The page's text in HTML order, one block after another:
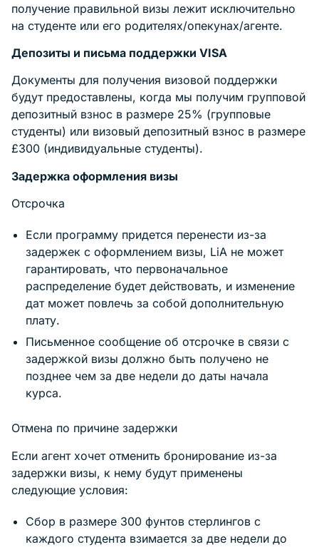
получение правильной визы лежит исключительно
на студенте или его родителях/опекунах/агенте.
Депозиты и письма поддержки VISA
Документы для получения визовой поддержки
будут предоставлены, когда мы получим групповой
депозитный взнос в размере 25% (групповые
студенты) или визовый депозитный взнос в размере
£300 (индивидуальные студенты).
Задержка оформления визы
Отсрочка
Если программу придется перенести из-за
задержек с оформлением визы, LiA не может
гарантировать, что первоначальное
распределение будет действовать, и изменение
дат может повлечь за собой дополнительную
плату.
Письменное сообщение об отсрочке в связи с
задержкой визы должно быть получено не
позднее чем за две недели до даты начала
курса.
Отмена по причине задержки
Если агент хочет отменить бронирование из-за
задержки визы, к нему будут применены
следующие условия:
Сбор в размере 300 фунтов стерлингов с
каждого студента взимается за две недели до